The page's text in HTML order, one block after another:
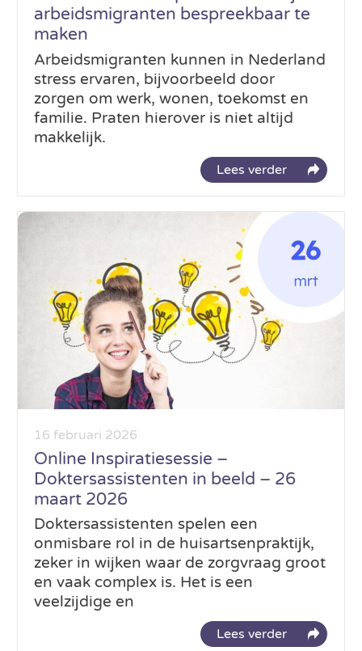
arbeidsmigranten bespreekbaar te
maken
Arbeidsmigranten kunnen in Nederland
stress ervaren, bijvoorbeeld door
zorgen om werk, wonen, toekomst en
familie. Praten hierover is niet altijd
makkelijk.
Lees verder
16 februari 2026
Online Inspiratiesessie –
Doktersassistenten in beeld – 26
maart 2026
Doktersassistenten spelen een
onmisbare rol in de huisartsenpraktijk,
zeker in wijken waar de zorgvraag groot
en vaak complex is. Het is een
veelzijdige en
Lees verder